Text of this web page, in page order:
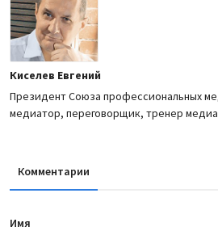
Киселев Евгений
Президент Союза профессиональных
медиатор, переговорщик, тренер
Комментарии
Имя